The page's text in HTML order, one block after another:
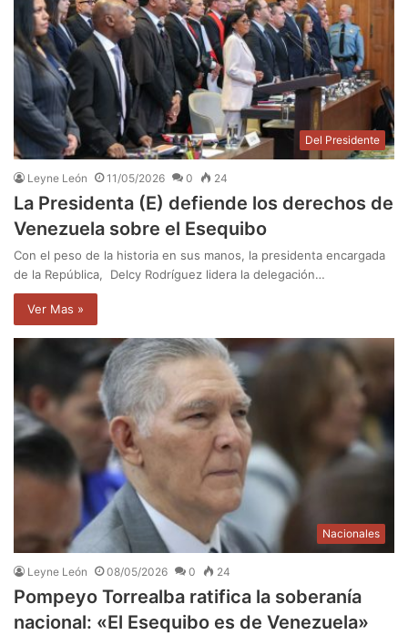
Del Presidente
Leyne León 11/05/2026 0 24
La Presidenta (E) defiende los derechos de
Venezuela sobre el Esequibo
Con el peso de la historia en sus manos, la presidenta encargada
de la República, Delcy Rodríguez lidera la delegación…
Ver Mas »
Nacionales
Leyne León 08/05/2026 0 24
Pompeyo Torrealba ratifica la soberanía
nacional: «El Esequibo es de Venezuela»